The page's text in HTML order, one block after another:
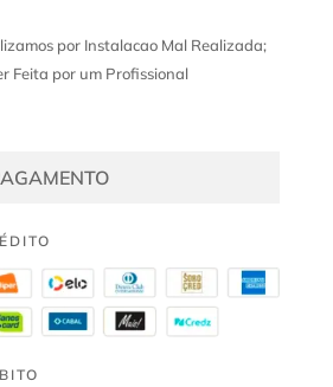
por Instalacao Mal Realizada;
Feita por um Profissional